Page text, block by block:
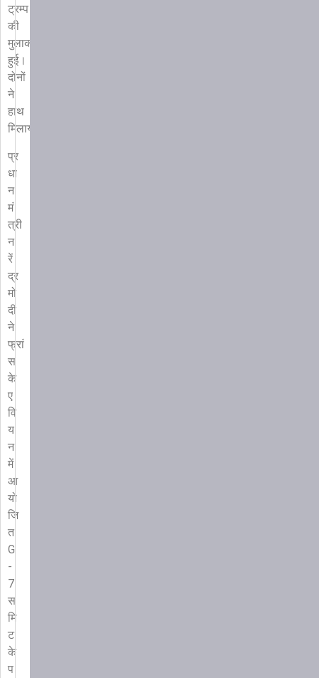
ट्रम्प
की
मुलाकात
हुई।
दोनों
ने
हाथ
मिलाया।
प्र
धा
न
मं
त्री
न
रें
द्र
मो
दी
ने
फ्रां
स
के
ए
वि
य
न
में
आ
यो
जि
त
G
-
7
स
मि
ट
के
प